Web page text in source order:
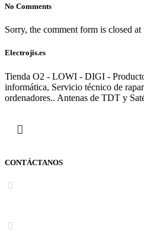
No Comments
Sorry, the comment form is closed at
Electrojis.es
Tienda O2 - LOWI - DIGI -
informática, Servicio técnico de
ordenadores.. Antenas de TDT y
CONTÁCTANOS